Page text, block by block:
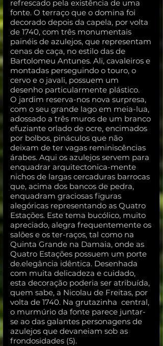
refrescado pela existência de uma
fonte. O terraço que o domina foi
decorado depois da capela, por volta
de 1740, com três monumentais
painéis de azulejos, que representam
cenas de caça, no estilo das de
Bartolomeu Antunes. Ali, cavaleiros e
montadas perseguindo o touro, o
cervo e o javali, possuem um
desenho particularmente plástico.
O jardim reserva-nos nova surpresa,
com o seu grande lago em meia-lua,
adossado a três muros de um branco
efuziante orlado de ocre, encimados
por bolbos, pináculos que não
deixam de ter vagas reminiscências
árabes. Aqui os azulejos servem para
enquadrar arquitectonica-mente
nichos de largas cercaduras barrocas
que, acima dos bancos de pedra,
enquadram graciosas figuras
alegóricas representando as Quatro
Estações. Este tema bucólico, muito
apreciado, alegra frequentemente os
salões e os ter-raços, tal como na
Quinta Grande na Damaia, onde as
Quatro Estações possuem um porte
de.elegância idêntica. Desenhada
com muita delicadeza e cuidado,
esta decoração poderia ser atribuída,
quem sabe, a Nicolau de Freitas, por
volta de 1740. Na grutazinha central,
o murmúrio da fonte parece juntar-
se ao das galantes personagens de
azulejos que devaneiam sob as
frondosidades (5).